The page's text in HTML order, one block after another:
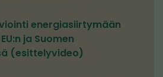
energiasiirtymään
ja Suomen
(esittelyvideo)